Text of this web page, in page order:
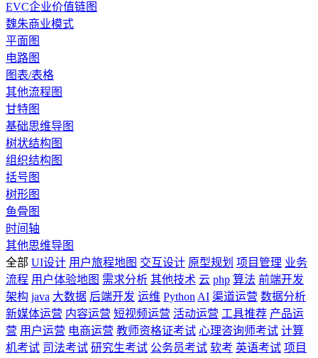
EVC企业价值链图
魏朱商业模式
平面图
电路图
图表/表格
其他流程图
甘特图
基础思维导图
树状结构图
组织结构图
括号图
树形图
鱼骨图
时间轴
其他思维导图
全部 UI设计 用户旅程地图 交互设计 原型规划 项目管理 业务
流程 用户体验地图 需求分析 其他技术 云 php 算法 前端开发
架构 java 大数据 后端开发 运维 Python AI 渠道运营 数据分析
新媒体运营 内容运营 短视频运营 活动运营 工具推荐 产品运
营 用户运营 电商运营 教师资格证考试 心理咨询师考试 计算
机考试 司法考试 研究生考试 公务员考试 软考 英语考试 项目